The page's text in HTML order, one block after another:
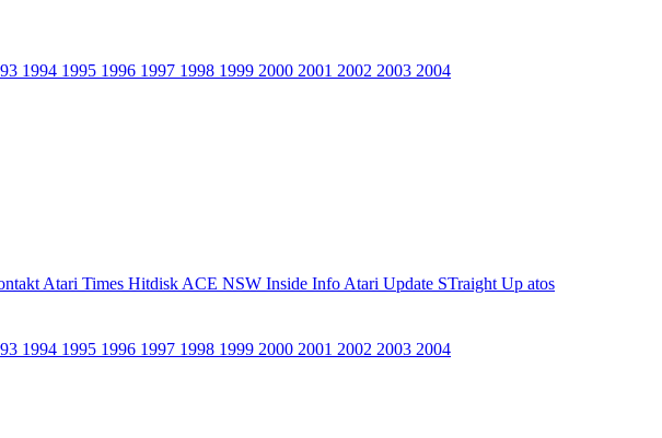
1994 1995 1996 1997 1998 1999 2000 2001 2002 2003 2004
Atari Times Hitdisk ACE NSW Inside Info Atari Update STraight Up atos
1994 1995 1996 1997 1998 1999 2000 2001 2002 2003 2004